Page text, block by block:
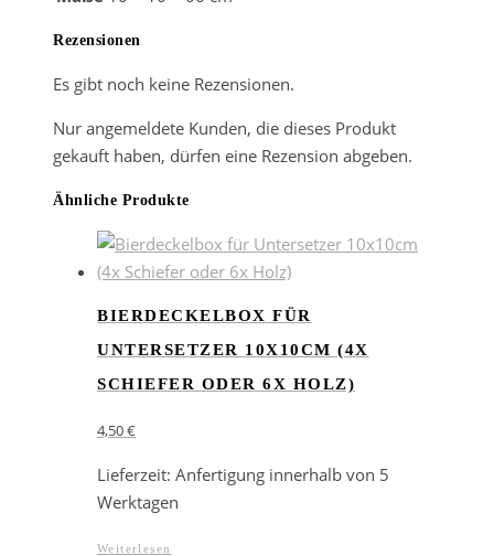
Rezensionen
Es gibt noch keine Rezensionen.
Nur angemeldete Kunden, die dieses Produkt
gekauft haben, dürfen eine Rezension abgeben.
Ähnliche Produkte
BIERDECKELBOX FÜR
UNTERSETZER 10X10CM (4X
SCHIEFER ODER 6X HOLZ)
4,50€
Lieferzeit: Anfertigung innerhalb von 5
Werktagen
Weiterlesen